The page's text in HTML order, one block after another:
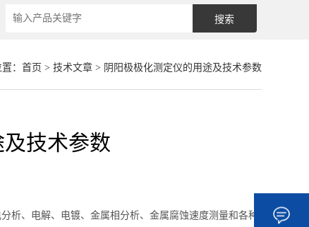
： 首页 > 技术文章> 阴阳极极化测定仪的用途及技术参数
技术参数
析、电解、电镀、金属相分析、金属腐蚀速度测量和各种